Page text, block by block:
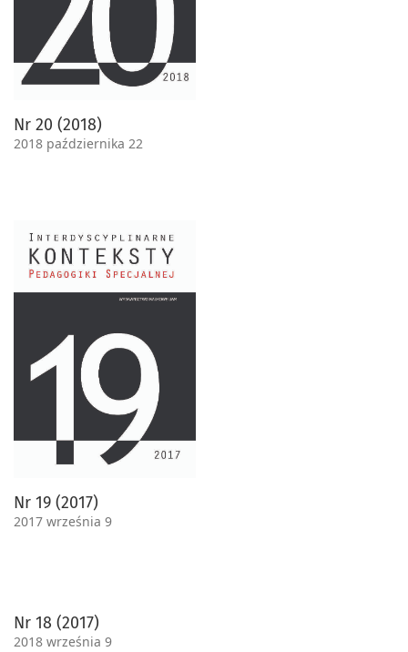
Nr 20 (2018)
2018 października 22
Nr 19 (2017)
2017 września 9
Nr 18 (2017)
2018 września 9